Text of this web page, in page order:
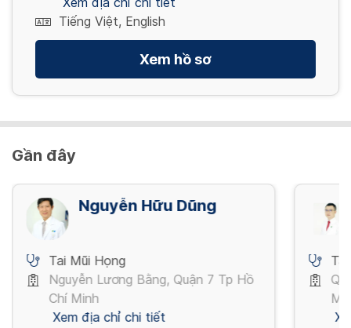
Tiếng Việt, English
Xem hồ sơ
Gần đây
Nguyễn Hữu Dũng
Tai Mũi Họng
Nguyễn Lương Bằng, Quận 7 Tp Hồ
Chí Minh
Xem địa chỉ chi tiết